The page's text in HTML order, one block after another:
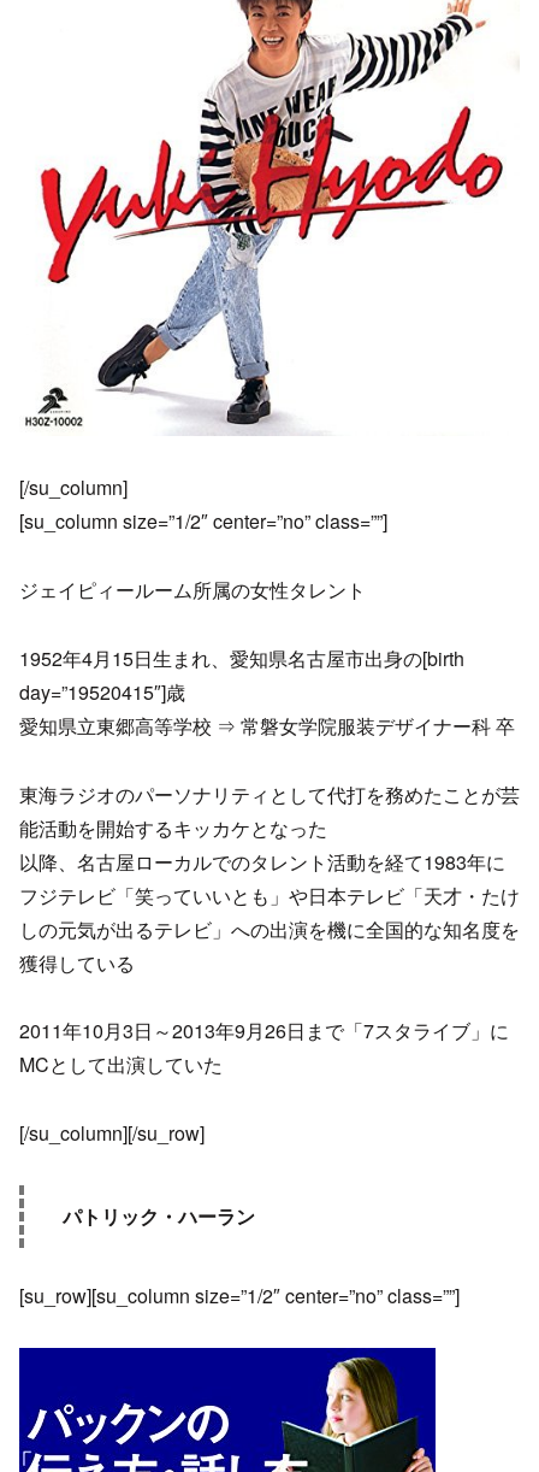
[/su_column]
[su_column size=”1/2″ center=”no” class=””]
ジェイピィールーム所属の女性タレント
1952年4月15日生まれ、愛知県名古屋市出身の[birth
day=”19520415″]歳
愛知県立東郷高等学校 ⇒ 常磐女学院服装デザイナー科 卒
東海ラジオのパーソナリティとして代打を務めたことが芸
能活動を開始するキッカケとなった
以降、名古屋ローカルでのタレント活動を経て1983年に
フジテレビ「笑っていいとも」や日本テレビ「天才・たけ
しの元気が出るテレビ」への出演を機に全国的な知名度を
獲得している
2011年10月3日～2013年9月26日まで「7スタライブ」に
MCとして出演していた
[/su_column][/su_row]
パトリック・ハーラン
[su_row][su_column size=”1/2″ center=”no” class=””]